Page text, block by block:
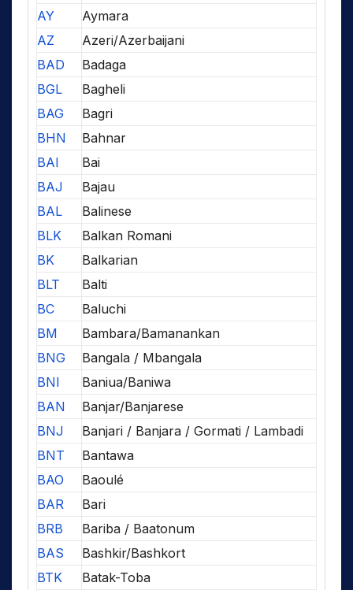
AY
Aymara
AZ
Azeri/Azerbaijani
BAD
Badaga
BGL
Bagheli
BAG
Bagri
BHN
Bahnar
BAI
Bai
BAJ
Bajau
BAL
Balinese
BLK
Balkan Romani
BK
Balkarian
BLT
Balti
BC
Baluchi
BM
Bambara/Bamanankan
BNG
Bangala / Mbangala
BNI
Baniua/Baniwa
BAN
Banjar/Banjarese
BNJ
Banjari / Banjara / Gormati / Lambadi
BNT
Bantawa
BAO
Baoulé
BAR
Bari
BRB
Bariba / Baatonum
BAS
Bashkir/Bashkort
BTK
Batak-Toba